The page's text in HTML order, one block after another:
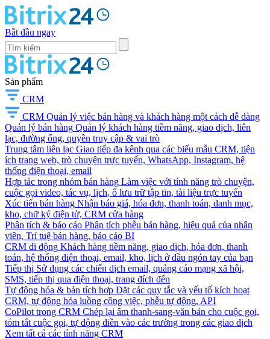
Bắt đầu ngay
Sản phẩm
CRM
CRM Quản lý việc bán hàng và khách hàng một cách dễ dàng
Quản lý bán hàng Quản lý khách hàng tiềm năng, giao dịch, liên
lạc, đường ống, quyền truy cập & vai trò
Trung tâm liên lạc Giao tiếp đa kênh qua các biểu mẫu CRM, tiện
ích trang web, trò chuyện trực tuyến, WhatsApp, Instagram, hệ
thống điện thoại, email
Hợp tác trong nhóm bán hàng Làm việc với tính năng trò chuyện,
cuộc gọi video, tác vụ, lịch, ổ lưu trữ tập tin, tài liệu trực tuyến
Xúc tiến bán hàng Nhận báo giá, hóa đơn, thanh toán, danh mục,
kho, chữ ký điện tử, CRM cửa hàng
Phân tích & báo cáo Phân tích phễu bán hàng, hiệu quả của nhân
viên, Trí tuệ bán hàng, báo cáo BI
CRM di động Khách hàng tiềm năng, giao dịch, hóa đơn, thanh
toán, hệ thống điện thoại, email, kho, lịch ở đầu ngón tay của bạn
Tiếp thị Sử dụng các chiến dịch email, quảng cáo mạng xã hội,
SMS, tiếp thị qua điện thoại, trang đích đến
Tự động hóa & bản tích hợp Đặt các quy tắc và yếu tố kích hoạt
CRM, tự động hóa luồng công việc, phễu tự động, API
CoPilot trong CRM Chép lại âm thanh-sang-văn bản cho cuộc gọi,
tóm tắt cuộc gọi, tự động điền vào các trường trong các giao dịch
Xem tất cả các tính năng CRM